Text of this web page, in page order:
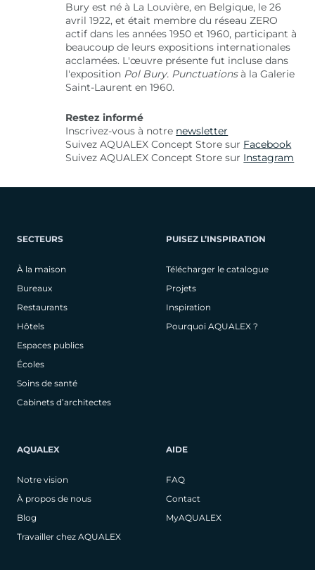
Bury est né à La Louvière, en Belgique, le 26
avril 1922, et était membre du réseau ZERO
actif dans les années 1950 et 1960, participant à
beaucoup de leurs expositions internationales
acclamées. L'œuvre présente fut incluse dans
l'exposition Pol Bury. Punctuationsà la Galerie
Saint-Laurent en 1960.
Restez informé
Inscrivez-vous à notre newsletter
Suivez AQUALEX Concept Store sur Facebook
Suivez AQUALEX Concept Store sur Instagram
SECTEURS
À la maison
Bureaux
Restaurants
Hôtels
Espaces publics
Écoles
Soins de santé
Cabinets d’architectes
PUISEZ L’INSPIRATION
Télécharger le catalogue
Projets
Inspiration
Pourquoi AQUALEX ?
AQUALEX
Notre vision
À propos de nous
Blog
Travailler chez AQUALEX
AIDE
FAQ
Contact
MyAQUALEX